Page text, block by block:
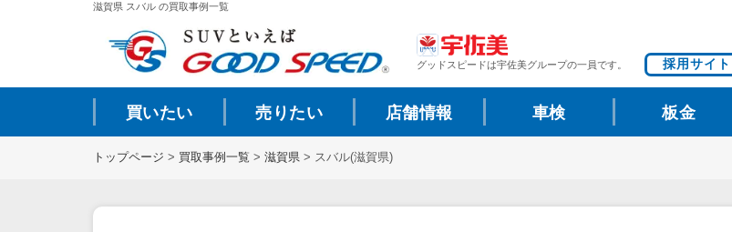
滋賀県 スバル の買取事例一覧
グッドスピードは宇佐美グループの一員です。 採用サイト
買いたい 売りたい 店舗情報 車検 板金
トップページ > 買取事例一覧 > 滋賀県 > スバル(滋賀県)